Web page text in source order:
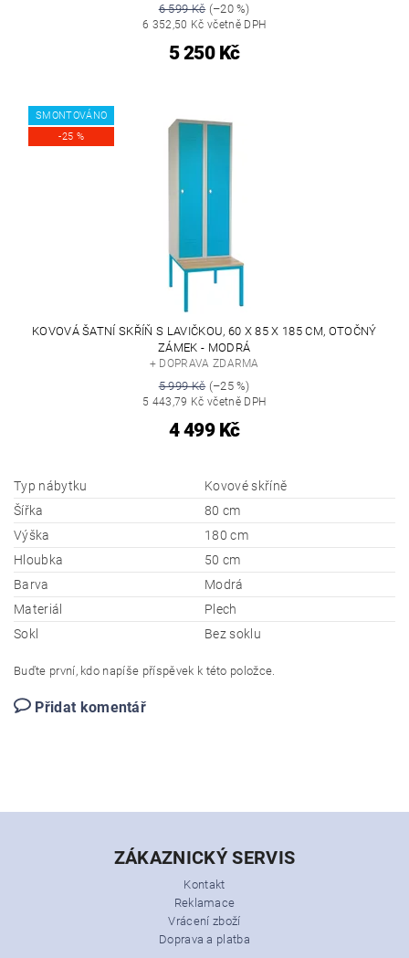
6 599 Kč(–20 %)
6 352,50 Kč včetně DPH
5 250 Kč
SMONTOVÁNO
-25 %
KOVOVÁ ŠATNÍ SKŘÍŇ S LAVIČKOU, 60 X 85 X 185 CM, OTOČNÝ
ZÁMEK - MODRÁ
+ DOPRAVA ZDARMA
5 999 Kč(–25 %)
5 443,79 Kč včetně DPH
4 499 Kč
Typ nábytku
Kovové skříně
Šířka
80 cm
Výška
180 cm
Hloubka
50 cm
Barva
Modrá
Materiál
Plech
Sokl
Bez soklu
Buďte první, kdo napíše příspěvek k této položce.
Přidat komentář
ZÁKAZNICKÝ SERVIS
Kontakt
Reklamace
Vrácení zboží
Doprava a platba